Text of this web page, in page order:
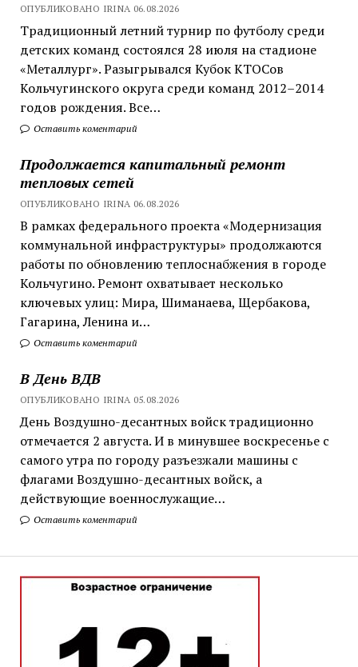
ОПУБЛИКОВАНО IRINA 06.08.2026
Традиционный летний турнир по футболу среди
детских команд состоялся 28 июля на стадионе
«Металлург». Разыгрывался Кубок КТОСов
Кольчугинского округа среди команд 2012–2014
годов рождения. Все…
Оставить коментарий
Продолжается капитальный ремонт
тепловых сетей
ОПУБЛИКОВАНО IRINA 06.08.2026
В рамках федерального проекта «Модернизация
коммунальной инфраструктуры» продолжаются
работы по обновлению теплоснабжения в городе
Кольчугино. Ремонт охватывает несколько
ключевых улиц: Мира, Шиманаева, Щербакова,
Гагарина, Ленина и…
Оставить коментарий
В День ВДВ
ОПУБЛИКОВАНО IRINA 05.08.2026
День Воздушно-десантных войск традиционно
отмечается 2 августа. И в минувшее воскресенье с
самого утра по городу разъезжали машины с
флагами Воздушно-десантных войск, а
действующие военнослужащие…
Оставить коментарий